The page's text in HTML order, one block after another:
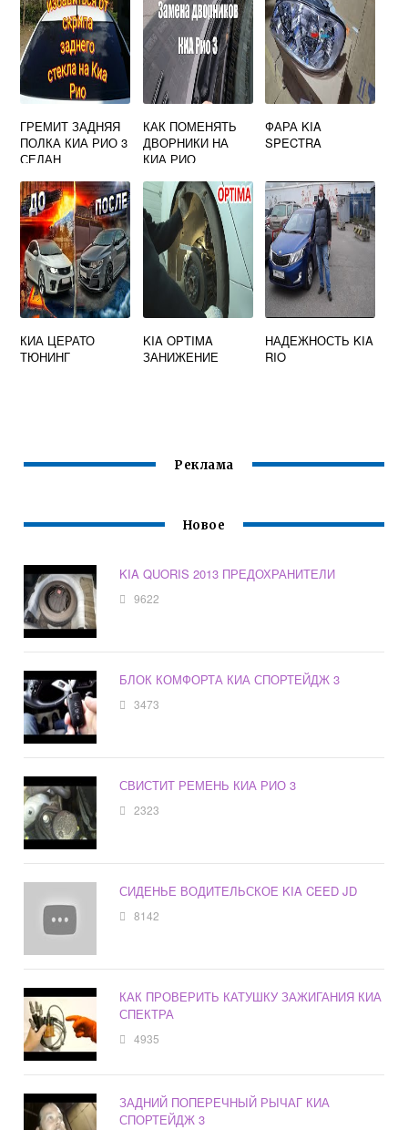
ГРЕМИТ ЗАДНЯЯ
ПОЛКА КИА РИО 3
СЕДАН
КАК ПОМЕНЯТЬ
ДВОРНИКИ НА
КИА РИО
ФАРА KIA
SPECTRA
КИА ЦЕРАТО
ТЮНИНГ
KIA OPTIMA
ЗАНИЖЕНИЕ
НАДЕЖНОСТЬ KIA
RIO
Реклама
Новое
KIA QUORIS 2013 ПРЕДОХРАНИТЕЛИ
9622
БЛОК КОМФОРТА КИА СПОРТЕЙДЖ 3
3473
СВИСТИТ РЕМЕНЬ КИА РИО 3
2323
СИДЕНЬЕ ВОДИТЕЛЬСКОЕ KIA CEED JD
8142
КАК ПРОВЕРИТЬ КАТУШКУ ЗАЖИГАНИЯ КИА
СПЕКТРА
4935
ЗАДНИЙ ПОПЕРЕЧНЫЙ РЫЧАГ КИА
СПОРТЕЙДЖ 3